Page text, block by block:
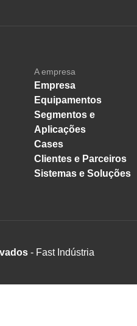
A empresa
Empresa
Equipamentos
Segmentos e
Aplicações
Cases
Clientes e Parceiros
Sistemas e Soluções
- Fast Indústria